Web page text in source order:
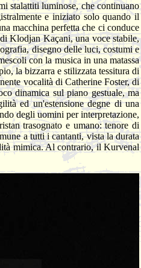
stalattiti luminose, che continuano
e iniziato solo quando il
macchina perfetta che ci conduce
Klodjan Kaçani, una voce stabile,
disegno delle luci, costumi e
con la musica in una matassa
la bizzarra e stilizzata tessitura di
vocalità di Catherine Foster, di
dinamica sul piano gestuale, ma
ed un'estensione degne di una
degli uomini per interpretazione,
trasognato e umano: tenore di
a tutti i cantanti, vista la durata
mimica. Al contrario, il Kurvenal